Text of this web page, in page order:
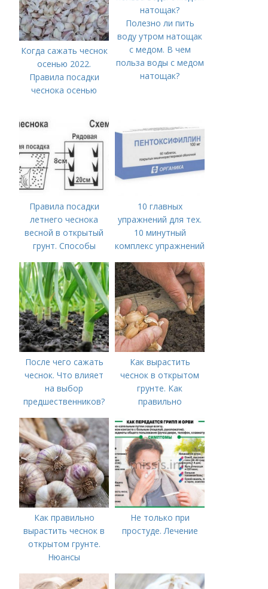
Когда сажать чеснок
осенью 2022.
Правила посадки
чеснока осенью
Полезно ли пить
воду утром натощак
с медом. В чем
польза воды с медом
натощак?
Правила посадки
летнего чеснока
весной в открытый
грунт. Способы
10 главных
упражнений для тех.
10 минутный
комплекс упражнений
времени на спорт
После чего сажать
чеснок. Что влияет
на выбор
предшественников?
Как вырастить
чеснок в открытом
грунте. Как
правильно
открытом грунте
Как правильно
вырастить чеснок в
открытом грунте.
Нюансы
озимого чеснока
Не только при
простуде. Лечение